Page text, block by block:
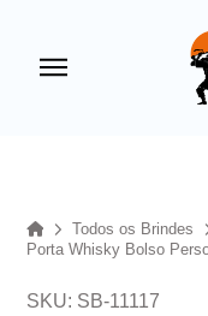
HomeTodos os Brindes
Porta Whisky Bolso
SKU: SB-11117